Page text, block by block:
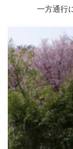
一方通行